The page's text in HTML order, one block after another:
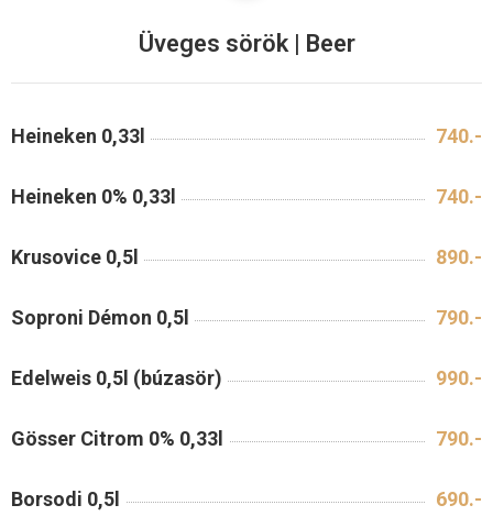
Üveges sörök | Beer
Heineken 0,33l 740.-
Heineken 0% 0,33l 740.-
Krusovice 0,5l 890.-
Soproni Démon 0,5l 790.-
Edelweis 0,5l (búzasör) 990.-
Gösser Citrom 0% 0,33l 790.-
Borsodi 0,5l 690.-